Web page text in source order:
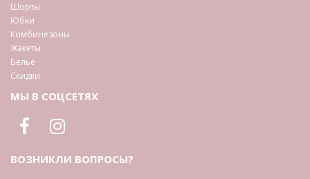
Шорты
Юбки
Комбинезоны
Жакеты
Белье
Скидки
МЫ В СОЦСЕТЯХ
ВОЗНИКЛИ ВОПРОСЫ?